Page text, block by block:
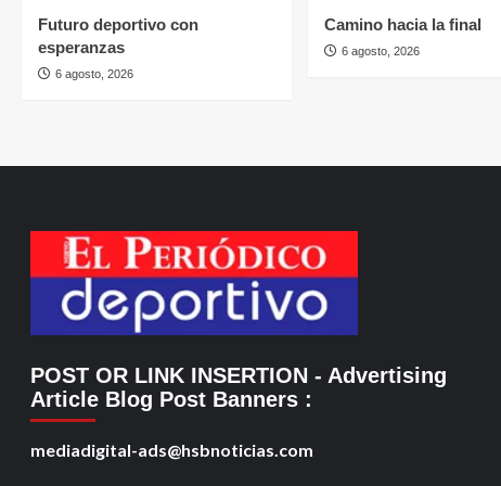
Futuro deportivo con
esperanzas
6 agosto, 2026
Camino hacia la final
6 agosto, 2026
POST OR LINK INSERTION - Advertising
Article Blog Post Banners :
mediadigital-ads@hsbnoticias.com